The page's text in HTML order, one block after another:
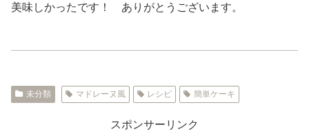
美味しかったです！ ありがとうございます。
未分類 マドレーヌ風 レシピ 簡単ケーキ
スポンサーリンク